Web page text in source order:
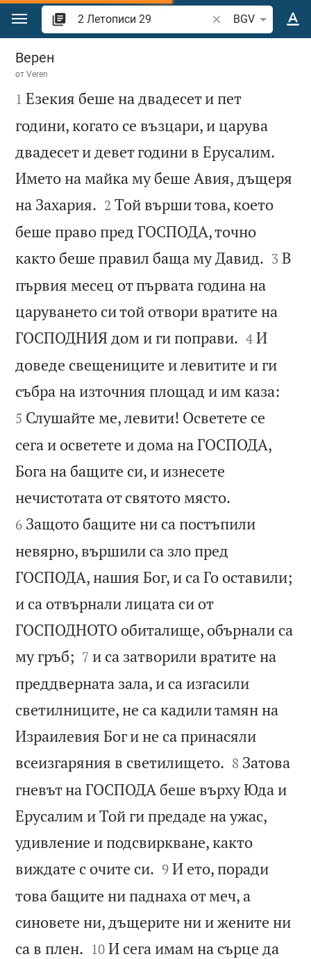
Преминете към съдържанието
Търсете стих или
BGV
2 Летописи 29
Верен
отVeren

1 Езекия беше на двадесет и пет
години, когато се възцари, и царува
двадесет и девет години в Ерусалим.
Името на майка му беше Авия, дъщеря
на Захария. 

2 Той върши това, което
беше право пред ГОСПОДА, точно
както беше правил баща му Давид. 

3 В
първия месец от първата година на
царуването си той отвори вратите на
ГОСПОДНИЯ дом и ги поправи. 

4 И
доведе свещениците и левитите и ги
събра на източния площад и им каза:
5 Слушайте ме, левити! Осветете се
сега и осветете и дома на ГОСПОДА,
Бога на бащите си, и изнесете
нечистотата от святото място.
6 Защото бащите ни са постъпили
невярно, вършили са зло пред
ГОСПОДА, нашия Бог, и са Го оставили;
и са отвърнали лицата си от
ГОСПОДНОТО обиталище, обърнали са
му гръб; 

7 и са затворили вратите на
преддверната зала, и са изгасили
светилниците, не са кадили тамян на
Израилевия Бог и не са принасяли
всеизгаряния в светилището. 

8 Затова
гневът на ГОСПОДА беше върху Юда и
Ерусалим и Той ги предаде на ужас,
удивление и подсвиркване, както
виждате с очите си. 

9 И ето, поради
това бащите ни паднаха от меч, а
синовете ни, дъщерите ни и жените ни
са в плен. 

10 И сега имам на сърце да